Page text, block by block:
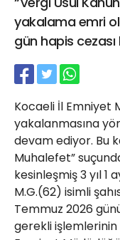
yakalama emri
gün hapis cezası
Kocaeli İl Emniyet
yakalanmasına
devam ediyor. Bu
Muhalefet”
kesinleşmiş 3 yıl 1
M.G.(62) isimli
Temmuz 2026
gerekli işlemlerinin